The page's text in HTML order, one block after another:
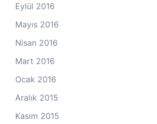
Eylül 2016
Mayıs 2016
Nisan 2016
Mart 2016
Ocak 2016
Aralık 2015
Kasım 2015